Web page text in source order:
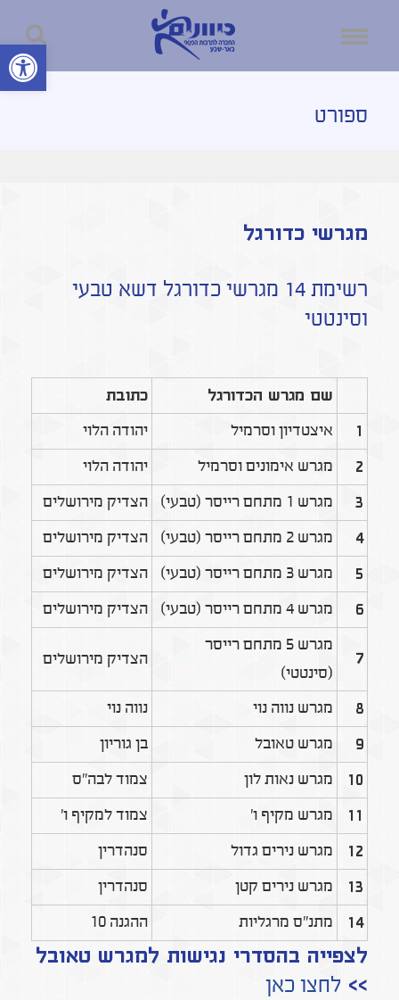
פתח סרגל
ספורט
מגרשי כדורגל
רשימת 14 מגרשי כדורגל דשא טבעי
וסינטטי
שם מגרש הכדורגל
כתובת
1
איצטדיון וסרמיל יהודה הלוי
2 מגרש אימונים וסרמיל יהודה הלוי
3 מגרש 1 מתחם רייסר (טבעי) הצדיק מירושלים
4 מגרש 2 מתחם רייסר (טבעי) הצדיק מירושלים
5 מגרש 3 מתחם רייסר (טבעי) הצדיק מירושלים
6 מגרש 4 מתחם רייסר (טבעי) הצדיק מירושלים
7
מגרש 5 מתחם רייסר
(סינטטי)
הצדיק מירושלים
8 מגרש נווה נוי נווה נוי
9 מגרש טאובל בן גוריון
10 מגרש נאות לון צמוד לבה"ס
11 מגרש מקיף ו' צמוד למקיף ו'
12 מגרש נירים גדול סנהדרין
13 מגרש נירים קטן סנהדרין
14 מתנ"ס מרגליות ההגנה 10
לצפייה בהסדרי נגישות למגרש טאובל
>> לחצו כאן